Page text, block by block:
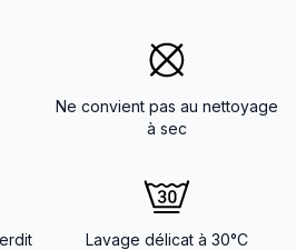
Ne convient pas au nettoyage
à sec
Lavage délicat à 30°C